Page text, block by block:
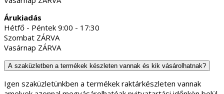
Árukiadás
Hétfő - Péntek 9:00 - 17:30
Szombat ZÁRVA
Vasárnap ZÁRVA
A szaküzletben a termékek készleten vannak és kik vásárolhatnak?
Igen szaküzletünkben a termékek raktárkészleten vannak